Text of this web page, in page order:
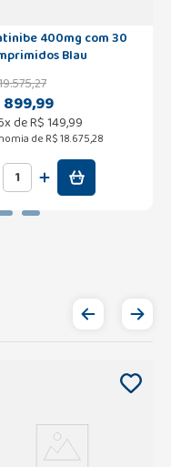
400mg com 30
Blau
.575,27
899,99
x deR$149,99
de R$ 18.675,28